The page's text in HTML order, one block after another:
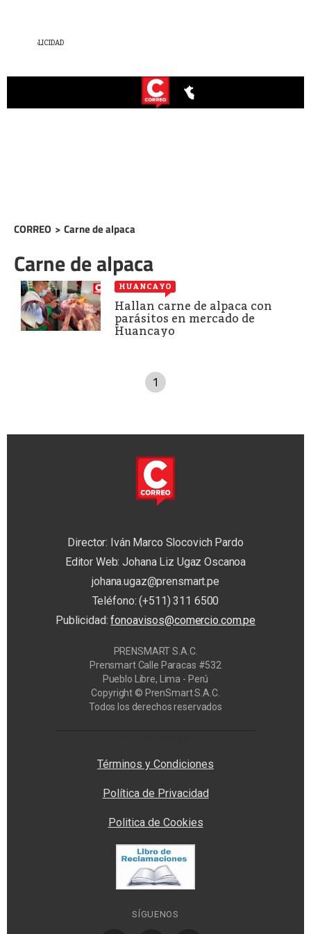
CORREO > Carne de alpaca
Carne de alpaca
HUANCAYO
Hallan carne de alpaca con
parásitos en mercado de
Huancayo
1
Director: Iván Marco Slocovich Pardo
Editor Web: Johana Liz Ugaz Oscanoa
johana.ugaz@prensmart.pe
Teléfono: (+511) 311 6500
Publicidad:fonoavisos@comercio.com.pe
PRENSMART S.A.C.
Prensmart Calle Paracas #532
Pueblo Libre, Lima - Perú
Copyright © PrenSmart S.A.C.
Todos los derechos reservados
Términos y Condiciones
Política de Privacidad
Politica de Cookies
SÍGUENOS